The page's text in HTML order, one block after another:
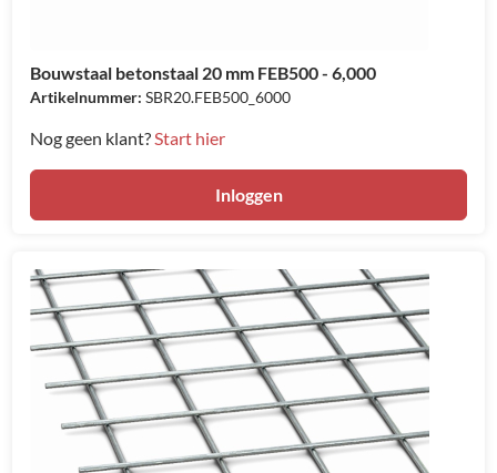
Bouwstaal betonstaal 20 mm FEB500 - 6,000
Artikelnummer: SBR20.FEB500_6000
Nog geen klant?Start hier
Inloggen